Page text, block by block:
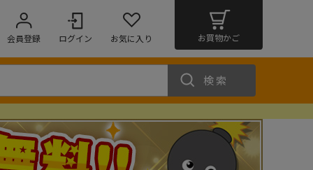
会員登録 ログイン お気に入り お買物かご
検索